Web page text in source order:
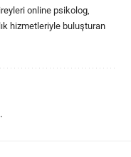
online psikolog,
hizmetleriyle buluşturan